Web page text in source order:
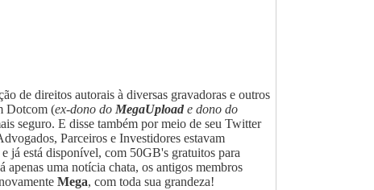
de direitos autorais à diversas gravadoras e outros
Dotcom (ex-dono do MegaUpload e dono do
seguro. E disse também por meio de seu Twitter
Parceiros e Investidores estavam
já está disponível, com 50GB's gratuitos para
uma notícia chata, os antigos membros
Mega, com toda sua grandeza!